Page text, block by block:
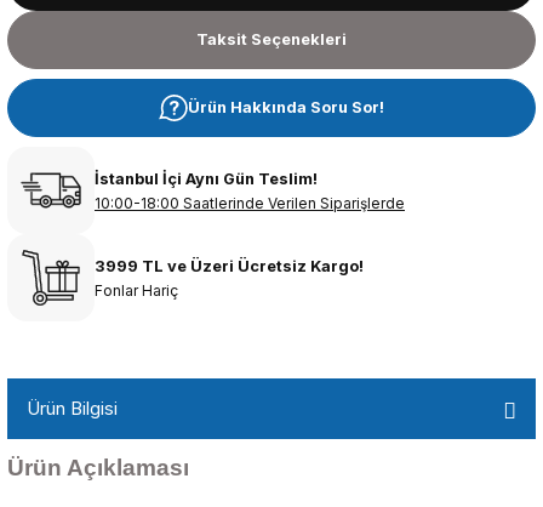
Taksit Seçenekleri
Ürün Hakkında Soru Sor!
İstanbul İçi Aynı Gün Teslim!
10:00-18:00 Saatlerinde Verilen Siparişlerde
3999 TL ve Üzeri Ücretsiz Kargo!
Fonlar Hariç
Ürün Bilgisi
Ürün Açıklaması